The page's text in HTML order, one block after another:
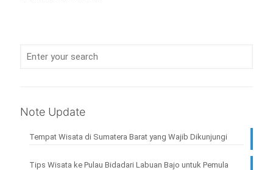
Note Update
Tempat Wisata di Sumatera Barat yang Wajib Dikunjungi
Tips Wisata ke Pulau Bidadari Labuan Bajo untuk Pemula